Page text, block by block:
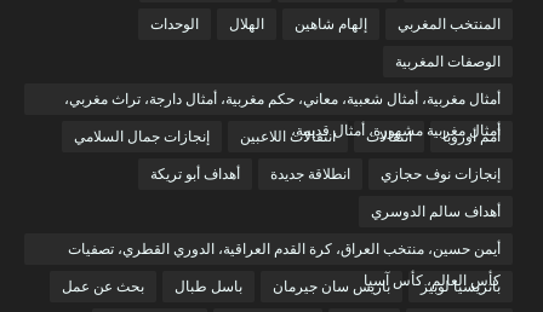
المنتخب المغربي إلهام شاهين الهلال الوحدات
الوصفات المغربية
أمثال مغربية، أمثال شعبية، معاني، حكم مغربية، أمثال دارجة، تراث مغربي،
أمثال مغربية مشهورة، أمثال قديمة،
أمم أوروبا انتقالات انتقالات اللاعبين إنجازات جمال السلامي
إنجازات نوف حجازي انطلاقة جديدة أهداف أبو تريكة
أهداف سالم الدوسري
أيمن حسين، منتخب العراق، كرة القدم العراقية، الدوري القطري، تصفيات
كأس العالم، كأس آسيا
باتريسيا لوبيز باريس سان جيرمان باسل طبال بحث عن عمل